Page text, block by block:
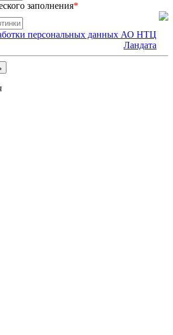
заполнения*
персональных данных АО НТЦ
Ландата